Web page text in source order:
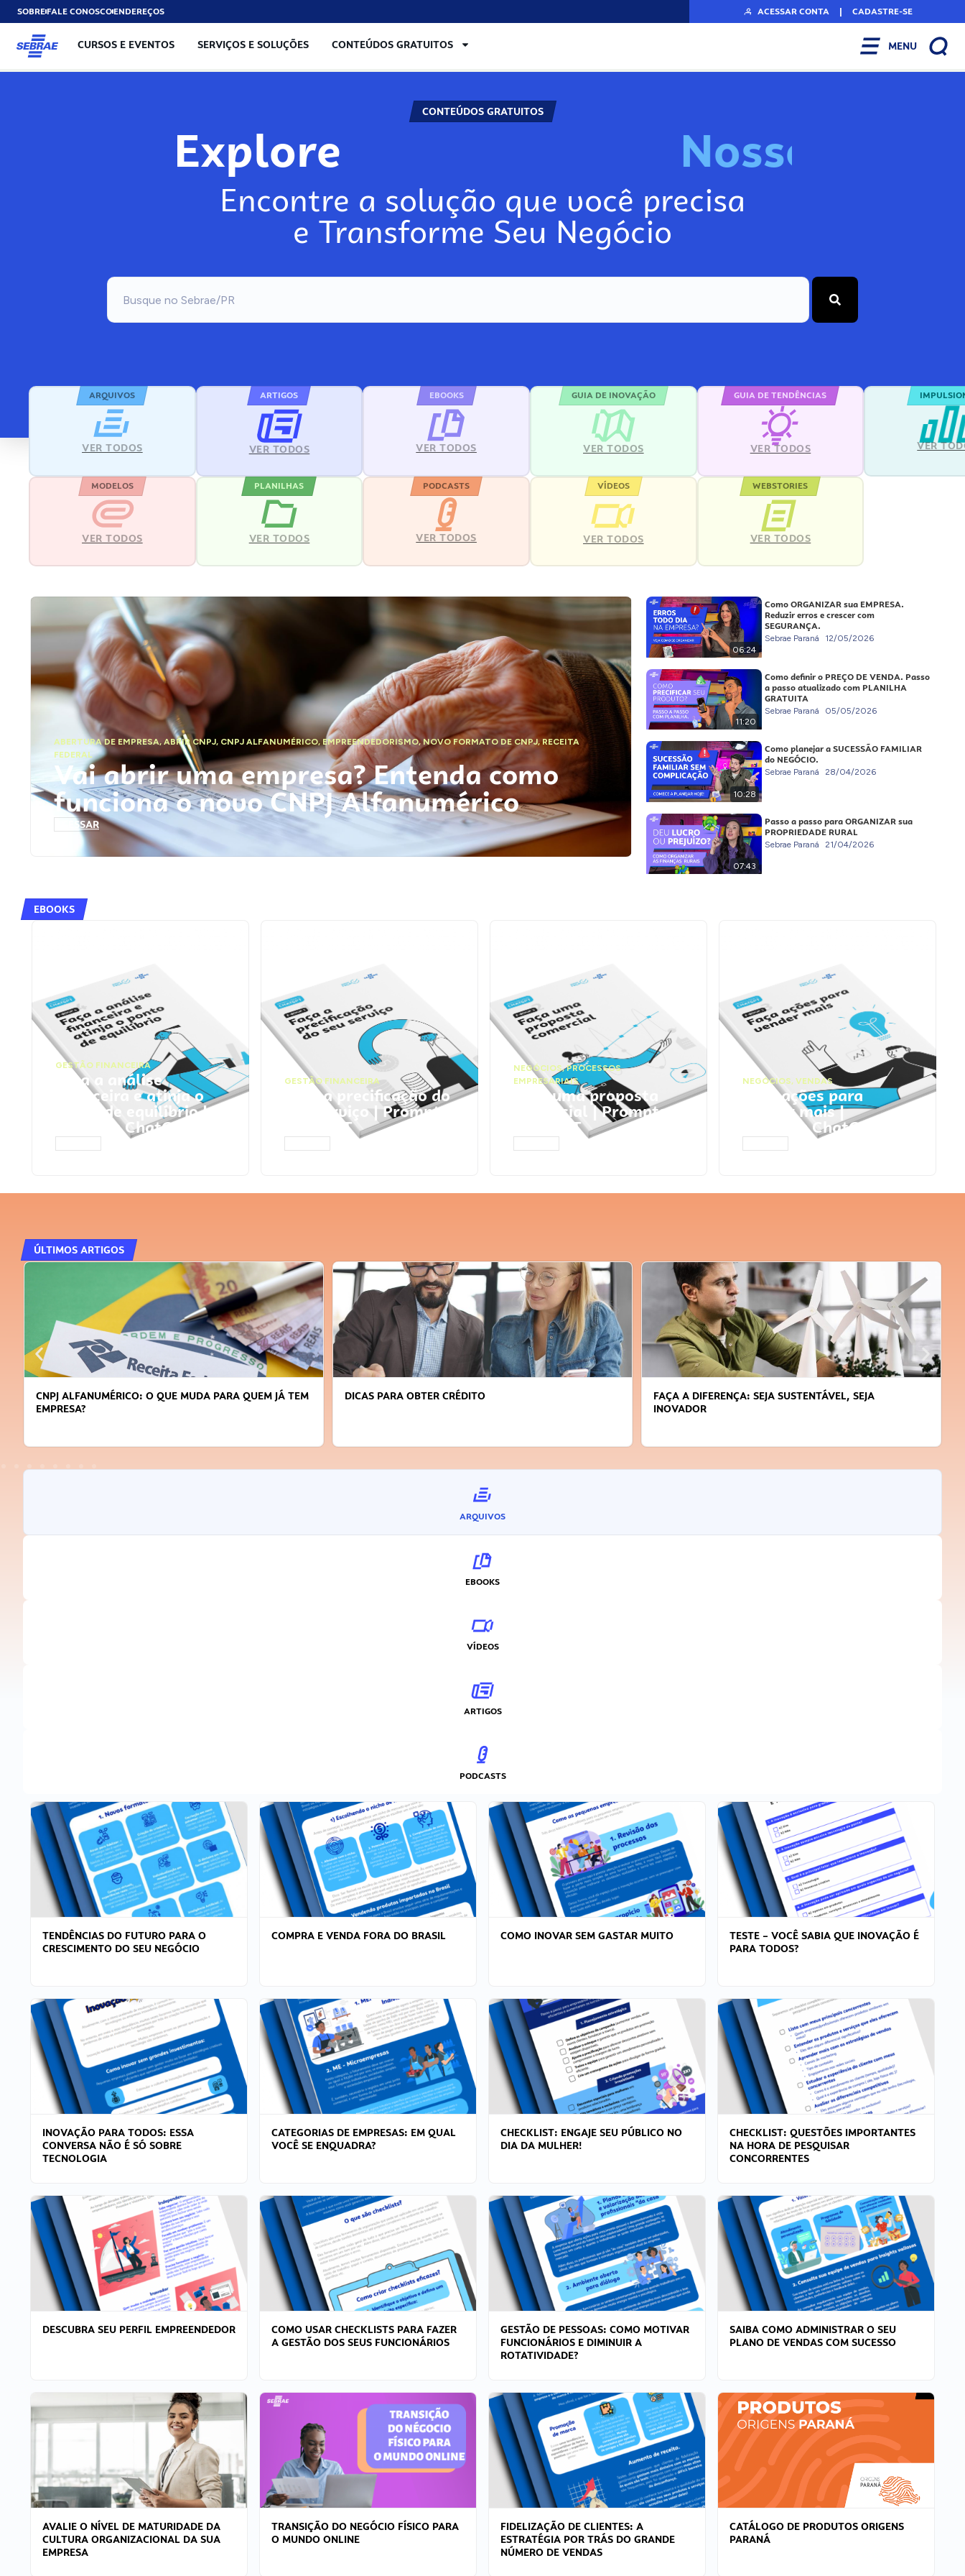
SOBREFALE CONOSCOENDEREÇOS ACESSAR CONTA | CADASTRE-SE
CURSOS E EVENTOS SERVIÇOS E SOLUÇÕES CONTEÚDOS GRATUITOS MENU
CONTEÚDOS GRATUITOS
Explore Nosso
Encontre a solução que você precisa
e Transforme Seu Negócio
ARQUIVOS
VER TODOS
ARTIGOS
VER TODOS
EBOOKS
VER TODOS
GUIA DE INOVAÇÃO
VER TODOS
GUIA DE TENDÊNCIAS
VER TODOS VER
MODELOS
VER TODOS
PLANILHAS
VER TODOS
PODCASTS
VER TODOS
VÍDEOS
VER TODOS
WEBSTORIES
VER TODOS
ABERTURA DE EMPRESA,ABRIR CNPJ, CNPJ ALFANUMÉRICO, EMPREENDEDORISMO,NOVO FORMATO DE CNPJ,RECEITA
FEDERAL
Vai abrir uma empresa? Entenda como
funciona o novo CNPJ Alfanumérico
ACESSAR
06:24
Como ORGANIZAR sua EMPRESA.
Reduzir erros e crescer com
SEGURANÇA.
Sebrae Paraná 12/05/2026
11:20
Como definir o PREÇO DE VENDA. Passo
a passo atualizado com PLANILHA
GRATUITA
Sebrae Paraná 05/05/2026
10:28
Como planejar a SUCESSÃO FAMILIAR
do NEGÓCIO.
Sebrae Paraná 28/04/2026
07:43
Passo a passo para ORGANIZAR sua
PROPRIEDADE RURAL
Sebrae Paraná 21/04/2026
EBOOKS
GESTÃO FINANCEIRA
Faça a análise
financeira e atinja o
ponto de equilíbrio |
Prompts ChatGPT
GESTÃO FINANCEIRA
Faça a precificação do
seu serviço | Prompts
ChatGPT
NEGÓCIOS,PROCESSOS
EMPRESARIAIS
Faça uma proposta
comercial | Prompts
ChatGPT
NEGÓCIOS, VENDAS
Faça ações para
vender mais |
Prompts ChatGPT
ÚLTIMOS ARTIGOS
CNPJ ALFANUMÉRICO: O QUE MUDA PARA QUEM JÁ TEM
EMPRESA?
DICAS PARA OBTER CRÉDITO
FAÇA A DIFERENÇA: SEJA SUSTENTÁVEL, SEJA
INOVADOR
ARQUIVOS
EBOOKS
VÍDEOS
ARTIGOS
PODCASTS
TENDÊNCIAS DO FUTURO PARA O
CRESCIMENTO DO SEU NEGÓCIO
COMPRA E VENDA FORA DO BRASIL COMO INOVAR SEM GASTAR MUITO
TESTE – VOCÊ SABIA QUE INOVAÇÃO É
PARA TODOS?
INOVAÇÃO PARA TODOS: ESSA
CONVERSA NÃO É SÓ SOBRE
TECNOLOGIA
CATEGORIAS DE EMPRESAS: EM QUAL
VOCÊ SE ENQUADRA?
CHECKLIST: ENGAJE SEU PÚBLICO NO
DIA DA MULHER!
CHECKLIST: QUESTÕES IMPORTANTES
NA HORA DE PESQUISAR
CONCORRENTES
DESCUBRA SEU PERFIL EMPREENDEDOR
COMO USAR CHECKLISTS PARA FAZER
A GESTÃO DOS SEUS FUNCIONÁRIOS
GESTÃO DE PESSOAS: COMO MOTIVAR
FUNCIONÁRIOS E DIMINUIR A
ROTATIVIDADE?
SAIBA COMO ADMINISTRAR O SEU
PLANO DE VENDAS COM SUCESSO
AVALIE O NÍVEL DE MATURIDADE DA
CULTURA ORGANIZACIONAL DA SUA
EMPRESA
TRANSIÇÃO DO NEGÓCIO FÍSICO PARA
O MUNDO ONLINE
FIDELIZAÇÃO DE CLIENTES: A
ESTRATÉGIA POR TRÁS DO GRANDE
NÚMERO DE VENDAS
CATÁLOGO DE PRODUTOS ORIGENS
PARANÁ